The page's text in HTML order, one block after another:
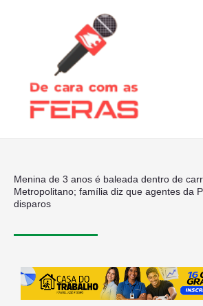
Menina de 3 anos é baleada dentro de
Metropolitano; família diz que agentes da
disparos